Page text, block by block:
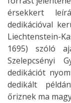
érsekkert
dedikációval
Liechtenstein-
1695) szóló
Szelepcsényi
dedikációt
dedikált
őriznek ma